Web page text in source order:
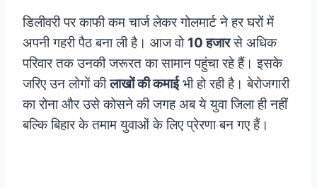
डिलीवरी पर काफी कम चार्ज लेकर गोलमार्ट ने हर घरों में
अपनी गहरी पैठ बना ली है। आज वो 10 हजारसे अधिक
परिवार तक उनकी जरूरत का सामान पहुंचा रहे हैं। इसके
जरिए उन लोगों कीलाखों की कमाईभी हो रही है। बेरोजगारी
का रोना और उसे कोसने की जगह अब ये युवा जिला ही नहीं
बल्कि बिहार के तमाम युवाओं के लिए प्रेरणा बन गए हैं।